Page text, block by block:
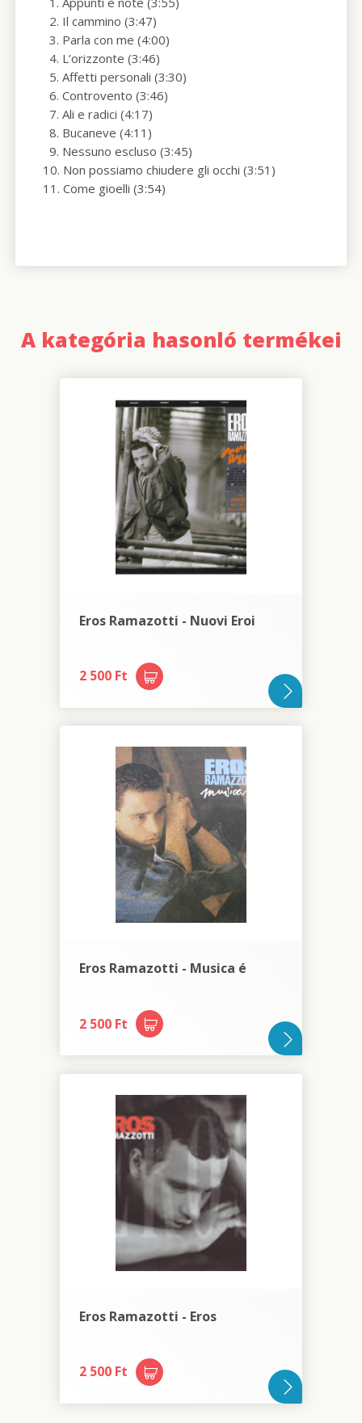
2. Il cammino (3:47)
3. Parla con me (4:00)
4. L’orizzonte (3:46)
5. Affetti personali (3:30)
6. Controvento (3:46)
7. Ali e radici (4:17)
8. Bucaneve (4:11)
9. Nessuno escluso (3:45)
10. Non possiamo chiudere gli occhi (3:51)
11. Come gioelli (3:54)
A kategória hasonló termékei
Eros Ramazotti - Nuovi Eroi
2 500 Ft
Eros Ramazotti - Musica é
2 500 Ft
Eros Ramazotti - Eros
2 500 Ft